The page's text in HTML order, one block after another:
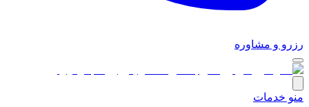
رزرو و مشاوره
منو خدمات